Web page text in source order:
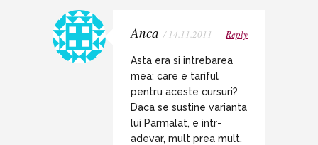
Anca / 14.11.2011 Reply
Asta era si intrebarea
mea: care e tariful
pentru aceste cursuri?
Daca se sustine varianta
lui Parmalat, e intr-
adevar, mult prea mult.